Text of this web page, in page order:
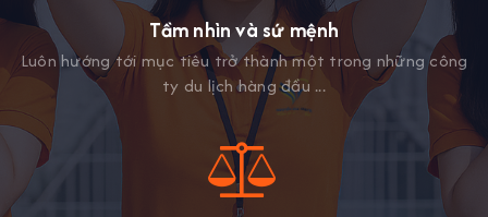
Tầm nhìn và sứ mệnh
Luôn hướng tới mục tiêu trở thành một trong những công
ty du lịch hàng đầu ...